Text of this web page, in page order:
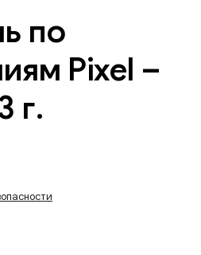
по
Pixel –
г.